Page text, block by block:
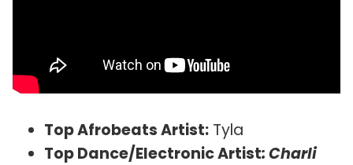
Top Afrobeats Artist: Tyla
Top Dance/Electronic Artist: Charli